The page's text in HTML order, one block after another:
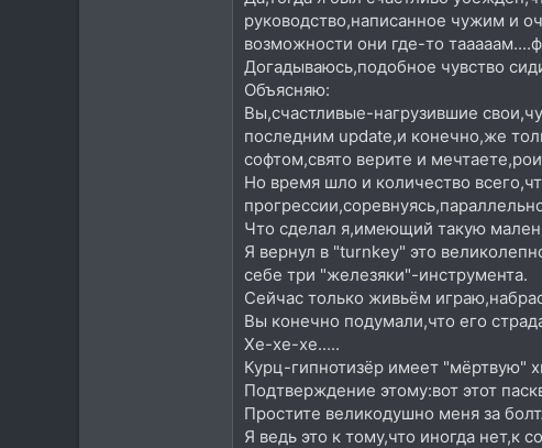
руководство,написанное чужим и
возможности они где-то
Догадываюсь,подобное чувство
Объясняю:
Вы,счастливые-нагрузившие
последним update,и конечно,же
софтом,свято верите и
Но время шло и количество
Что сделал я,имеющий такую
Я вернул в "turnkey" это
себе три "железяки"-инструмента.
Сейчас только живьём
Вы конечно подумали,что его
Хе-хе-хе.....
Курц-гипнотизёр имеет "мёртвую"
Подтверждение этому:вот этот
Простите великодушно меня за
Я ведь это к тому,что иногда